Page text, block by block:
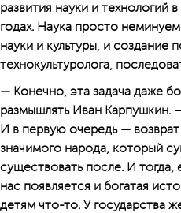
развития науки и технологий
годах. Наука просто
науки и культуры, и создание
технокультуролога,
— Конечно, эта задача даже
размышлять Иван Карпушкин.
И в первую очередь —
значимого народа, который
существовать после. И
нас появляется и богатая
детям что-то. У государства